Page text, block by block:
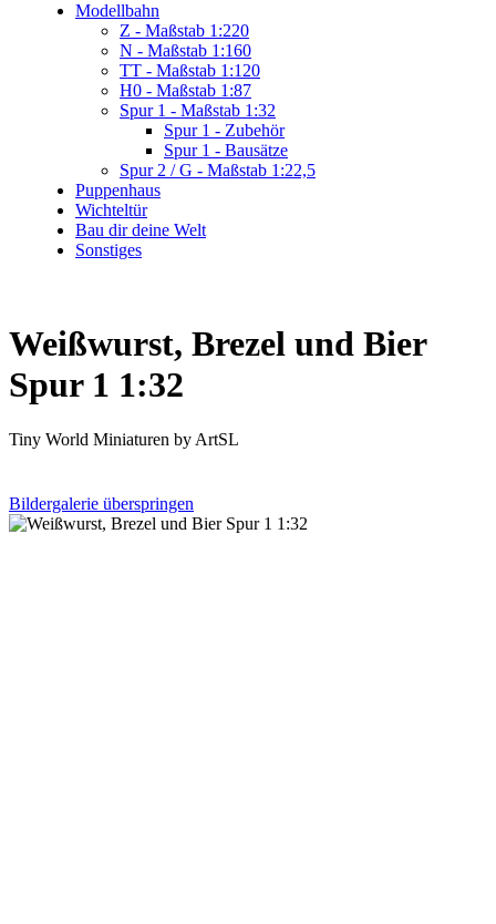
Modellbahn
Z - Maßstab 1:220
N - Maßstab 1:160
TT - Maßstab 1:120
H0 - Maßstab 1:87
Spur 1 - Maßstab 1:32
Spur 1 - Zubehör
Spur 1 - Bausätze
Spur 2 / G - Maßstab 1:22,5
Puppenhaus
Wichteltür
Bau dir deine Welt
Sonstiges
Weißwurst, Brezel und Bier
Spur 1 1:32
Tiny World Miniaturen by ArtSL
Bildergalerie überspringen